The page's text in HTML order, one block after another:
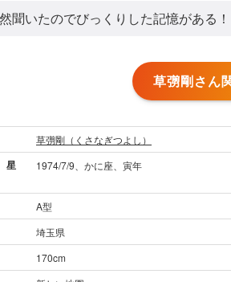
聞いたのでびっくりした記憶がある！
草彅剛さん
草彅剛（くさなぎつよし）
星
1974/7/9、かに座、寅年
A型
埼玉県
170cm